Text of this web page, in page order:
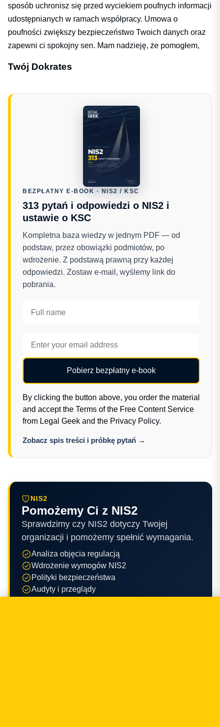
sposób uchronisz się przed wyciekiem poufnych informacji
udostępnianych w ramach współpracy. Umowa o
poufności zwiększy bezpieczeństwo Twoich danych oraz
zapewni ci spokojny sen. Mam nadzieję, że pomogłem,
Twój Dokrates
BEZPŁATNY E-BOOK · NIS2 / KSC
313 pytań i odpowiedzi o NIS2 i
ustawie o KSC
Kompletna baza wiedzy w jednym PDF — od
podstaw, przez obowiązki podmiotów, po
wdrożenie. Z podstawą prawną przy każdej
odpowiedzi. Zostaw e-mail, wyślemy link do
pobrania.
Pobierz bezpłatny e-book
By clicking the button above, you order the material
and accept the Terms of the Free Content Service
from Legal Geek and the Privacy Policy.
Zobacz spis treści i próbkę pytań →
NIS2
Pomożemy Ci z NIS2
Sprawdzimy czy NIS2 dotyczy Twojej
organizacji i pomożemy spełnić wymagania.
Analiza objęcia regulacją
Wdrożenie wymogów NIS2
Polityki bezpieczeństwa
Audyty i przeglądy